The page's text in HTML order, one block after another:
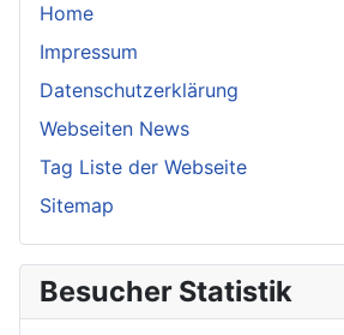
Home
Impressum
Datenschutzerklärung
Webseiten News
Tag Liste der Webseite
Sitemap
Besucher Statistik